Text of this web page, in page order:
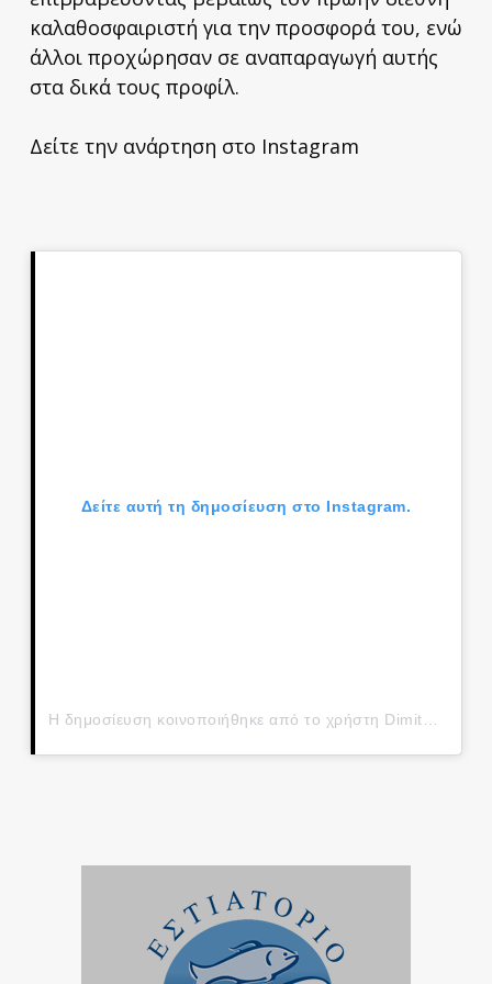
καλαθοσφαιριστή για την προσφορά του, ενώ
άλλοι προχώρησαν σε αναπαραγωγή αυτής
στα δικά τους προφίλ.
Δείτε την ανάρτηση στο Instagram
Δείτε αυτή τη δημοσίευση στο Instagram.